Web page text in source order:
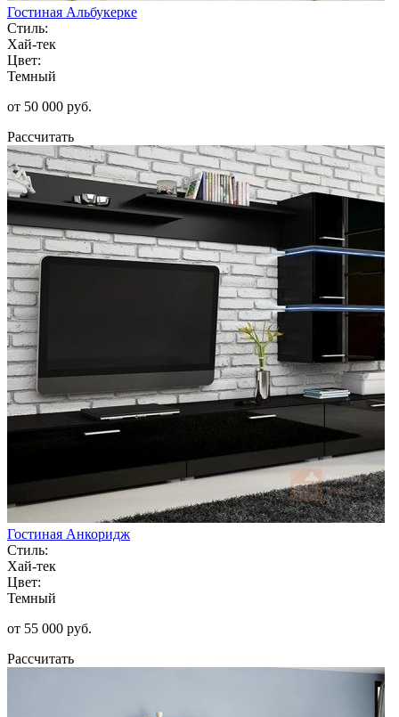
Гостиная Альбукерке
Стиль:
Хай-тек
Цвет:
Темный
от 50 000 руб.
Рассчитать
Гостиная Анкоридж
Стиль:
Хай-тек
Цвет:
Темный
от 55 000 руб.
Рассчитать